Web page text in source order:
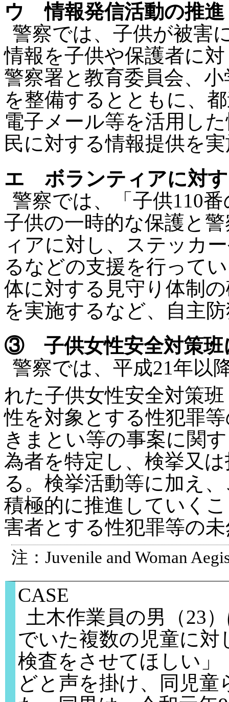
ウ 情報発信活動の推進
警察では、子供が被害
情報を子供や保護者に
警察署と教育委員会、
を整備するとともに、
電子メール等を活用し
民に対する情報提供を
エ ボランティアに対
警察では、「子供110
子供の一時的な保護と
ィアに対し、ステッカ
るなどの支援を行って
体に対する見守り体制
を実施するなど、自主
③ 子供女性安全対策班
警察では、平成21年以
れた子供女性安全対策班
性を対象とする性犯罪
きまとい等の事案に関
為者を特定し、検挙又
る。検挙活動等に加え
積極的に推進していく
害者とする性犯罪等の
注：Juvenile and Woman
CASE
土木作業員の男（23
でいた複数の児童に
検査をさせてほしい
どと声を掛け、同児